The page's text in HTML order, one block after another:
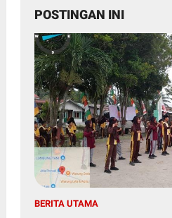
POSTINGAN INI
BERITA UTAMA